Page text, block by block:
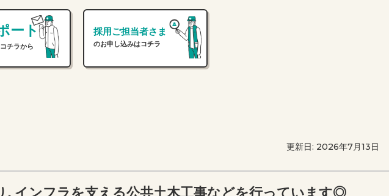
ート
チラから
採用ご担当者さま
のお申し込みはコチラ
更新日: 2026年7月13日
、インフラを支える公共土木工事などを行っています◎